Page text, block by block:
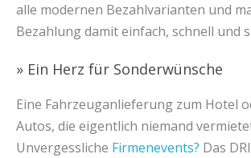
alle modernen Bezahlvarianten und
Bezahlung damit einfach, schnell und
» Ein Herz für Sonderwünsche
Eine Fahrzeuganlieferung zum Hotel
Autos, die eigentlich niemand
Unvergessliche Firmenevents? Das